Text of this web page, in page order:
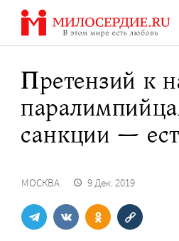
Перейти
содержанию
Претензий к
санкции —
МОСКВА 9 Дек. 2019